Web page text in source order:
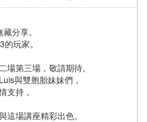
分享。
玩家。
場第三場，敬請期待。
與雙胞胎妹妹們，
支持，
這場講座精彩出色。